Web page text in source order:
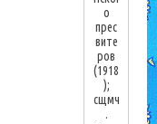
о
прес
вите
ров
(1918
);
сщмч
.